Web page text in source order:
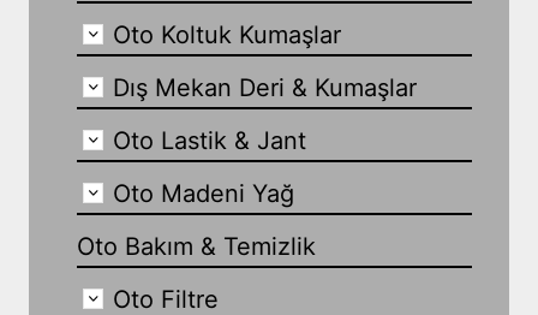
Oto Koltuk Kumaşlar
Dış Mekan Deri & Kumaşlar
Oto Lastik & Jant
Oto Madeni Yağ
Oto Bakım & Temizlik
Oto Filtre